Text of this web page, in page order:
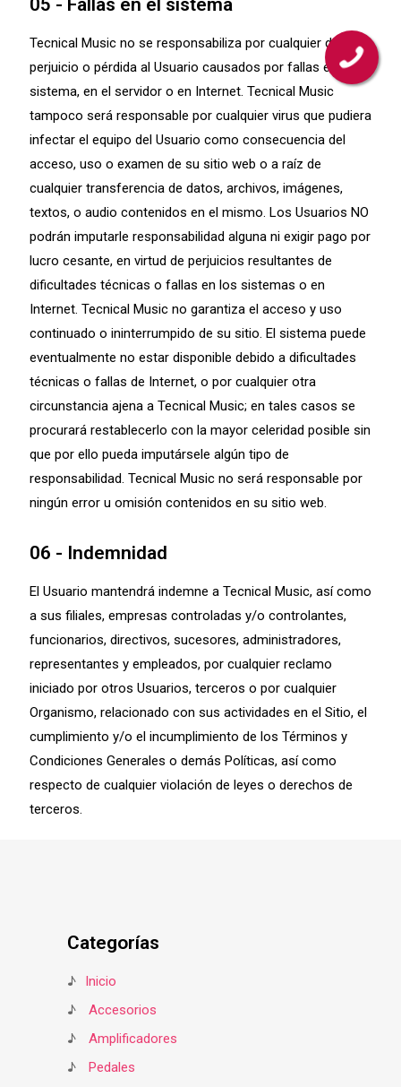
05 - Fallas en el sistema
Tecnical Music no se responsabiliza por cualquier daño,
perjuicio o pérdida al Usuario causados por fallas en el
sistema, en el servidor o en Internet. Tecnical Music
tampoco será responsable por cualquier virus que pudiera
infectar el equipo del Usuario como consecuencia del
acceso, uso o examen de su sitio web o a raíz de
cualquier transferencia de datos, archivos, imágenes,
textos, o audio contenidos en el mismo. Los Usuarios NO
podrán imputarle responsabilidad alguna ni exigir pago por
lucro cesante, en virtud de perjuicios resultantes de
dificultades técnicas o fallas en los sistemas o en
Internet. Tecnical Music no garantiza el acceso y uso
continuado o ininterrumpido de su sitio. El sistema puede
eventualmente no estar disponible debido a dificultades
técnicas o fallas de Internet, o por cualquier otra
circunstancia ajena a Tecnical Music; en tales casos se
procurará restablecerlo con la mayor celeridad posible sin
que por ello pueda imputársele algún tipo de
responsabilidad. Tecnical Music no será responsable por
ningún error u omisión contenidos en su sitio web.
06 - Indemnidad
El Usuario mantendrá indemne a Tecnical Music, así como
a sus filiales, empresas controladas y/o controlantes,
funcionarios, directivos, sucesores, administradores,
representantes y empleados, por cualquier reclamo
iniciado por otros Usuarios, terceros o por cualquier
Organismo, relacionado con sus actividades en el Sitio, el
cumplimiento y/o el incumplimiento de los Términos y
Condiciones Generales o demás Políticas, así como
respecto de cualquier violación de leyes o derechos de
terceros.
Categorías
♪
Inicio
♪
Accesorios
♪
Amplificadores
♪
Pedales